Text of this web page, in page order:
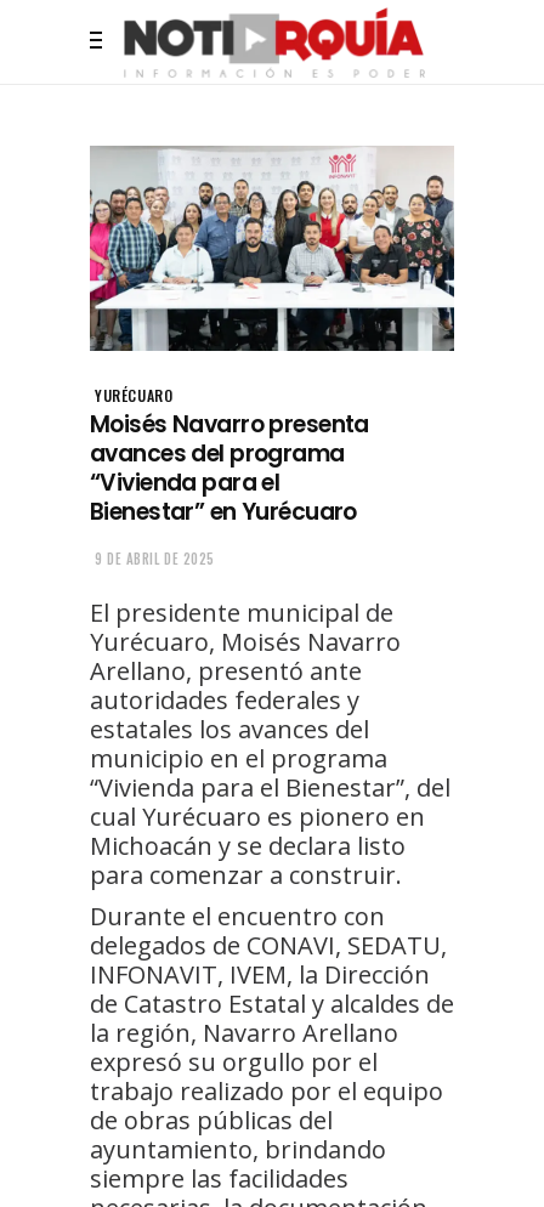
YURÉCUARO
Moisés Navarro presenta
avances del programa
“Vivienda para el
Bienestar” en Yurécuaro
9 DE ABRIL DE 2025
El presidente municipal de
Yurécuaro, Moisés Navarro
Arellano, presentó ante
autoridades federales y
estatales los avances del
municipio en el programa
“Vivienda para el Bienestar”, del
cual Yurécuaro es pionero en
Michoacán y se declara listo
para comenzar a construir.
Durante el encuentro con
delegados de CONAVI, SEDATU,
INFONAVIT, IVEM, la Dirección
de Catastro Estatal y alcaldes de
la región, Navarro Arellano
expresó su orgullo por el
trabajo realizado por el equipo
de obras públicas del
ayuntamiento, brindando
siempre las facilidades